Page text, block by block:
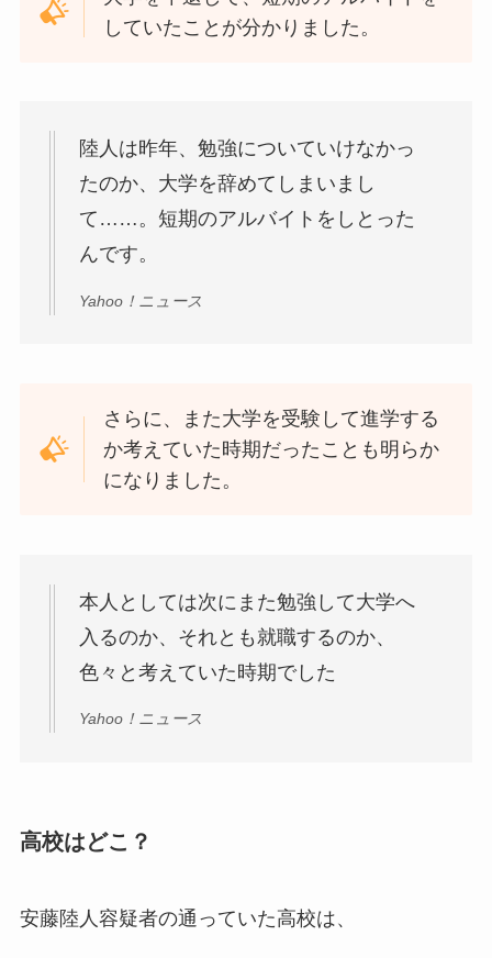
していたことが分かりました。
陸人は昨年、勉強についていけなかっ
たのか、大学を辞めてしまいまし
て……。短期のアルバイトをしとった
んです。
Yahoo！ニュース
さらに、また大学を受験して進学する
か考えていた時期だったことも明らか
になりました。
本人としては次にまた勉強して大学へ
入るのか、それとも就職するのか、
色々と考えていた時期でした
Yahoo！ニュース
高校はどこ？
安藤陸人容疑者の通っていた高校は、